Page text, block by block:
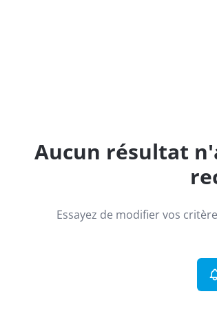
Aucun résultat
Essayez de modifier vos